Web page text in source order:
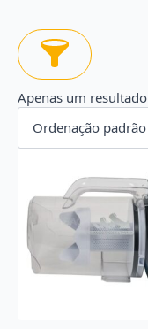
Apenas um resultado